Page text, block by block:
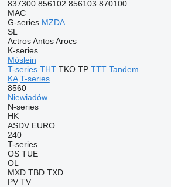
837300 856102 856103 870100
MAC
G-series MZDA
SL
Actros Antos Arocs
K-series
Möslein
T-series THT TKO TP TTT Tandem
KA T-series
8560
Niewiadów
N-series
HK
ASDV EURO
240
T-series
OS TUE
OL
MXD TBD TXD
PV TV